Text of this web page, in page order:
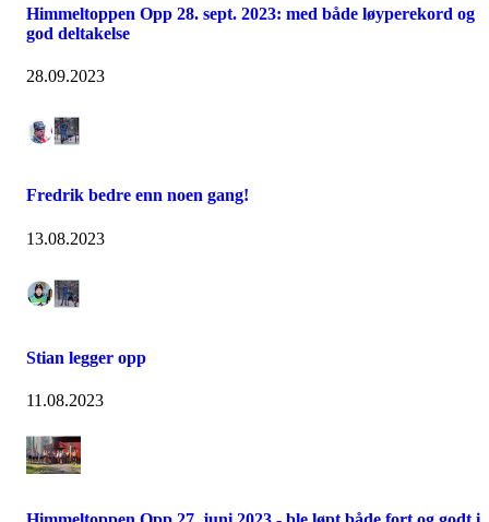
Himmeltoppen Opp 28. sept. 2023: med både løyperekord og
god deltakelse
28.09.2023
Fredrik bedre enn noen gang!
13.08.2023
Stian legger opp
11.08.2023